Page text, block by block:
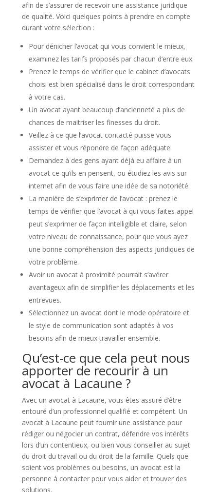
afin de s’assurer de recevoir une assistance juridique
de qualité. Voici quelques points à prendre en compte
durant votre sélection :
Pour dénicher l’avocat qui vous convient le mieux,
examinez les tarifs proposés par chacun d’entre eux.
Prenez le temps de vérifier que le cabinet d’avocats
choisi est bien spécialisé dans le droit correspondant
à votre cas.
Un avocat ayant beaucoup d’ancienneté a plus de
chances de maitriser les finesses du droit.
Veillez à ce que l’avocat contacté puisse vous
assister et vous répondre de façon adéquate.
Demandez à des gens ayant déjà eu affaire à un
avocat ce qu’ils en pensent, ou étudiez les avis sur
internet afin de vous faire une idée de sa notoriété.
La manière de s’exprimer de l’avocat : prenez le
temps de vérifier que l’avocat à qui vous faites appel
peut s’exprimer de façon intelligible et claire, selon
votre niveau de connaissance, pour que vous ayez
une bonne compréhension des aspects juridiques de
votre problème.
Avoir un avocat à proximité pourrait s’avérer
avantageux afin de simplifier les déplacements et les
entrevues.
Sélectionnez un avocat dont le mode opératoire et
le style de communication sont adaptés à vos
besoins afin de mieux travailler ensemble.
Qu’est-ce que cela peut nous
apporter de recourir à un
avocat à Lacaune ?
Avec un avocat à Lacaune, vous êtes assuré d’être
entouré d’un professionnel qualifié et compétent. Un
avocat à Lacaune peut fournir une assistance pour
rédiger ou négocier un contrat, défendre vos intérêts
lors d’un contentieux, ou bien vous conseiller au sujet
du droit du travail ou du droit de la famille. Quels que
soient vos problèmes ou besoins, un avocat est la
personne à contacter pour vous aider et trouver des
solutions.